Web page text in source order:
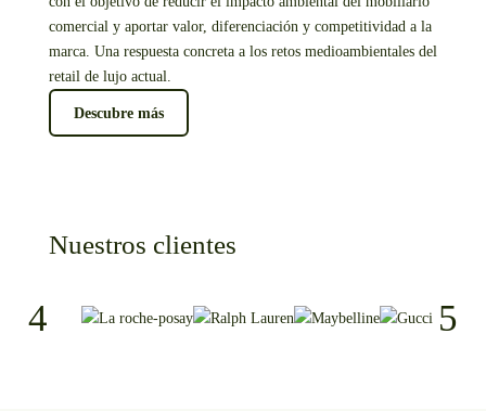
comercial y aportar valor, diferenciación y competitividad a la
marca. Una respuesta concreta a los retos medioambientales del
retail de lujo actual.
Descubre más
Nuestros clientes